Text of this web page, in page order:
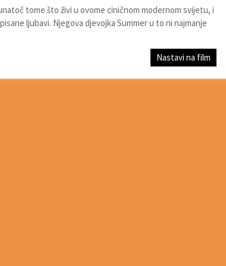
tome što živi u ovome ciničnom modernom svijetu, i
ljubavi. Njegova djevojka Summer u to ni najmanje
Nastavi na film